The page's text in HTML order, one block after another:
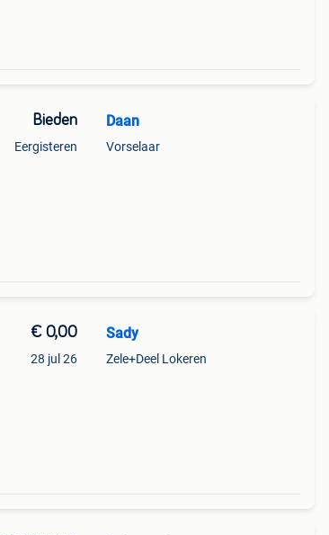
Bieden
Eergisteren
Daan
Vorselaar
€ 0,00
28 jul 26
Sady
Zele+Deel Lokeren